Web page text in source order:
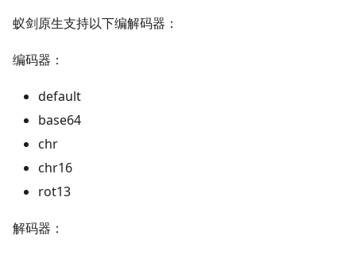
蚁剑原生支持以下编解码器：
编码器：
default
base64
chr
chr16
rot13
解码器：